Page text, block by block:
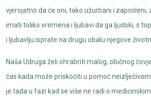
vjerojatno da će oni, tako užurbani i zaposleni,
imati toliko vremena i ljubavi da ga ljudski, s
i ljubavlju isprate na drugu obalu njegove
Naša Udruga želi ohrabriti malog, običnog
čas kada može priskočiti u pomoć
je tada u fazi kad se više ne radi o